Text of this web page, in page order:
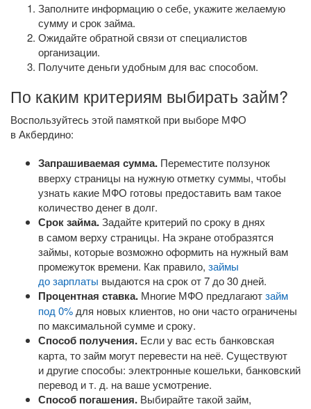
Заполните информацию о себе, укажите желаемую
сумму и срок займа.
Ожидайте обратной связи от специалистов
организации.
Получите деньги удобным для вас способом.
По каким критериям выбирать займ?
Воспользуйтесь этой памяткой при выборе МФО
в Акбердино:
Запрашиваемая сумма. Переместите ползунок
вверху страницы на нужную отметку суммы, чтобы
узнать какие МФО готовы предоставить вам такое
количество денег в долг.
Срок займа.Задайте критерий по сроку в днях
в самом верху страницы. На экране отобразятся
займы, которые возможно оформить на нужный вам
промежуток времени. Как правило, займы
до зарплаты выдаются на срок от 7 до 30 дней.
Процентная ставка. Многие МФО предлагаютзайм
под 0% для новых клиентов, но они часто ограничены
по максимальной сумме и сроку.
Способ получения. Если у вас есть банковская
карта, то займ могут перевести на неё. Существуют
и другие способы: электронные кошельки, банковский
перевод и т. д. на ваше усмотрение.
Способ погашения. Выбирайте такой займ,